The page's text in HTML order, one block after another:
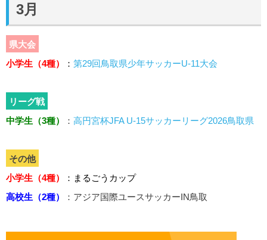
3月
県大会
小学生（4種）
： 第29回鳥取県少年サッカーU-11大会
リーグ戦
中学生（3種）
： 高円宮杯JFA U-15サッカーリーグ2026鳥取県
その他
小学生（4種）
：まるごうカップ
高校生（2種）
：アジア国際ユースサッカーIN鳥取